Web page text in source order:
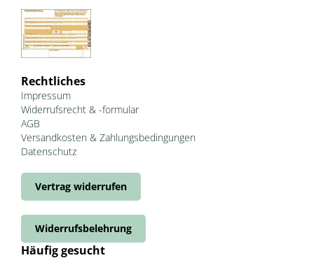
Rechtliches
Impressum
Widerrufsrecht & -formular
AGB
Versandkosten & Zahlungsbedingungen
Datenschutz
Vertrag widerrufen
Widerrufsbelehrung
Häufig gesucht